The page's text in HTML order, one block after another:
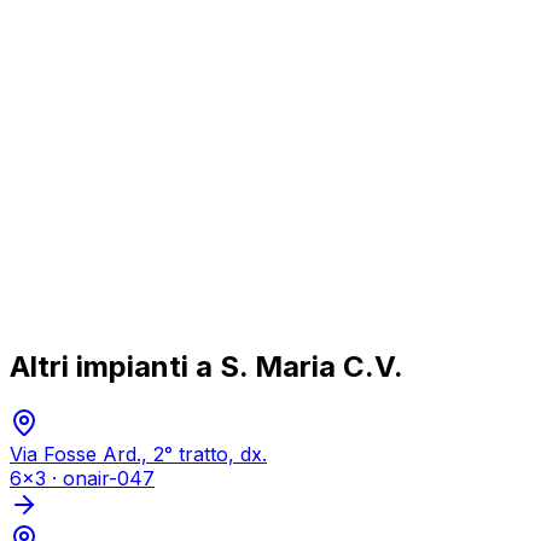
Altri impianti a S. Maria C.V.
Via Fosse Ard., 2° tratto, dx.
6x3 · onair-047